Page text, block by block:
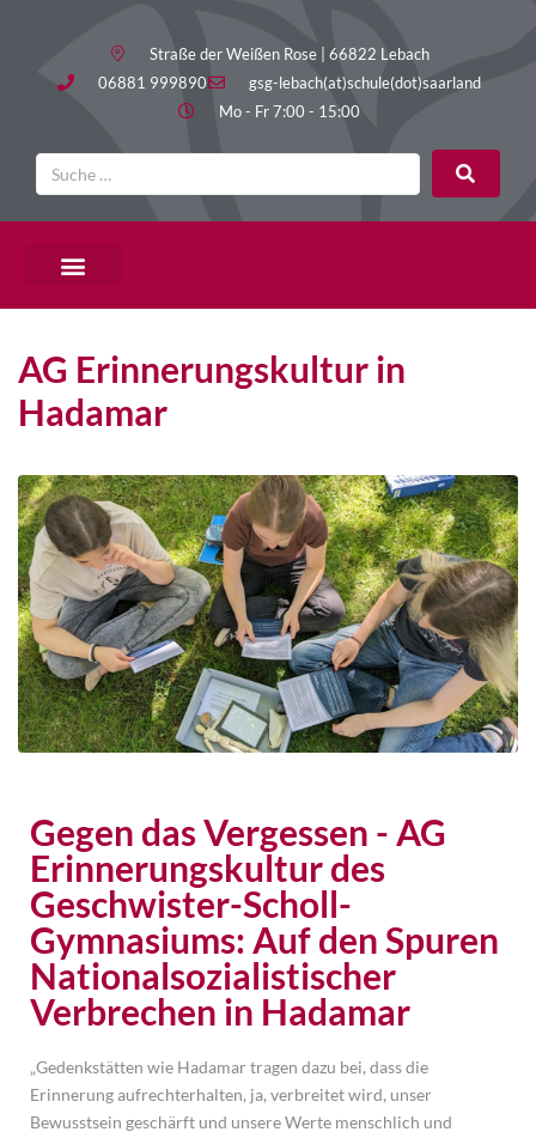
Straße der Weißen Rose | 66822 Lebach
06881 999890
gsg-lebach(at)schule(dot)saarland
Mo - Fr 7:00 - 15:00
AG Erinnerungskultur in
Hadamar
Gegen das Vergessen - AG
Erinnerungskultur des
Geschwister-Scholl-
Gymnasiums: Auf den Spuren
Nationalsozialistischer
Verbrechen in Hadamar
„Gedenkstätten wie Hadamar tragen dazu bei, dass die
Erinnerung aufrechterhalten, ja, verbreitet wird, unser
Bewusstsein geschärft und unsere Werte menschlich und